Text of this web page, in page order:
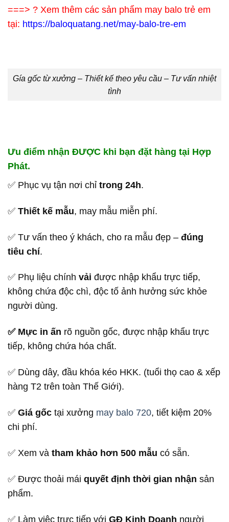
===> ? Xem thêm các sản phẩm may balo trẻ em
tại: https://baloquatang.net/may-balo-tre-em
Gía gốc từ xưởng – Thiết kế theo yêu cầu – Tư vấn nhiệt
tình
Ưu điểm nhận ĐƯỢC khi bạn đặt hàng tại Hợp
Phát.
✅ Phục vụ tận nơi chỉ trong 24h.
✅ Thiết kế mẫu, may mẫu miễn phí.
✅ Tư vấn theo ý khách, cho ra mẫu đẹp – đúng
tiêu chí.
✅ Phụ liệu chính vải được nhập khẩu trực tiếp,
không chứa độc chì, độc tố ảnh hưởng sức khỏe
người dùng.
✅ Mực in ấn rõ nguồn gốc, được nhập khẩu trực
tiếp, không chứa hóa chất.
✅ Dùng dây, đầu khóa kéo HKK. (tuổi thọ cao & xếp
hàng T2 trên toàn Thế Giới).
✅ Giá gốc tại xưởng may balo 720, tiết kiệm 20%
chi phí.
✅ Xem và tham khảo hơn 500 mẫu có sẵn.
✅ Được thoải mái quyết định thời gian nhận sản
phẩm.
✅ Làm việc trực tiếp với GĐ Kinh Doanh người